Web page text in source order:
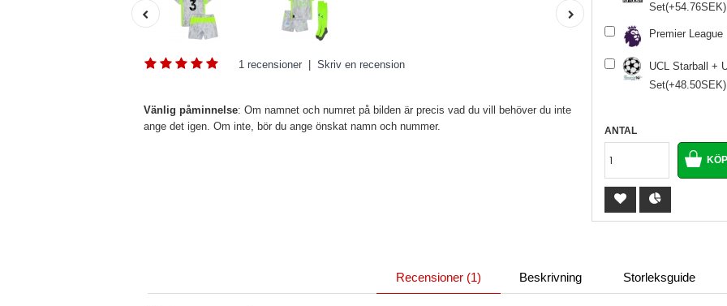
1 recensioner Skriv en recension
Vänlig påminnelse: Om namnet och numret på bilden är precis vad du vill behöver du inte
ange det igen. Om inte, bör du ange önskat namn och nummer.
Set(+54.76SEK)
Premier
UCL Starball +
Set(+48.50SEK)
ANTAL
Recensioner (1) Beskrivning Storleksguide